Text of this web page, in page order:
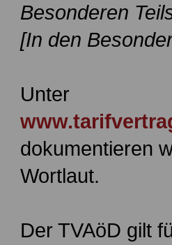
Besonderen
[In den
Unter
dokumentieren
Wortlaut.
Der TVAöD gilt